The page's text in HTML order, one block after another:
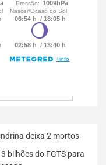
deixa 2 mortos
bilhões do FGTS para